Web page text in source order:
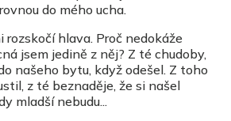
do mého ucha.
rozskočí hlava. Proč nedokáže
jsem jedině z něj? Z té chudoby,
našeho bytu, když odešel. Z toho
z té beznaděje, že si našel
mladší nebudu...